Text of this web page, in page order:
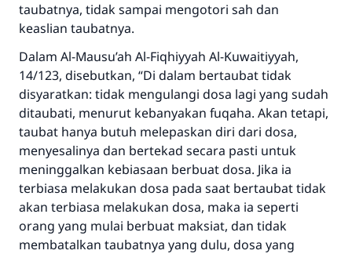
taubatnya, tidak sampai mengotori sah dan
keaslian taubatnya.
Dalam Al-Mausu’ah Al-Fiqhiyyah Al-Kuwaitiyyah,
14/123, disebutkan, “Di dalam bertaubat tidak
disyaratkan: tidak mengulangi dosa lagi yang sudah
ditaubati, menurut kebanyakan fuqaha. Akan tetapi,
taubat hanya butuh melepaskan diri dari dosa,
menyesalinya dan bertekad secara pasti untuk
meninggalkan kebiasaan berbuat dosa. Jika ia
terbiasa melakukan dosa pada saat bertaubat tidak
akan terbiasa melakukan dosa, maka ia seperti
orang yang mulai berbuat maksiat, dan tidak
membatalkan taubatnya yang dulu, dosa yang